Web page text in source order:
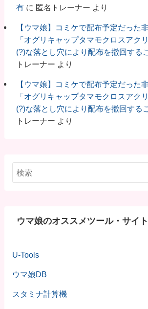
有に 匿名トレーナー より
【ウマ娘】コミケで配布予定だった
「オグリキャップタマモクロスアク
(?)な落とし穴により配布を撤回する
トレーナー より
【ウマ娘】コミケで配布予定だった
「オグリキャップタマモクロスアク
(?)な落とし穴により配布を撤回する
トレーナー より
ウマ娘のオススメツール・サイト
U-Tools
ウマ娘DB
スタミナ計算機